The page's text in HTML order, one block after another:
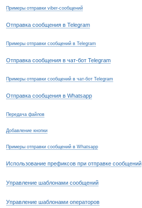
Примеры отправки viber-сообщений
Отправка сообщения в Telegram
Примеры отправки сообщений в Telegram
Отправка сообщения в чат-бот Telegram
Примеры отправки сообщений в чат-бот Telegram
Отправка сообщения в Whatsapp
Передача файлов
Добавление кнопки
Примеры отправки сообщений в Whatsapp
Использование префиксов при отправке сообщений
Управление шаблонами сообщений
Управление шаблонами операторов